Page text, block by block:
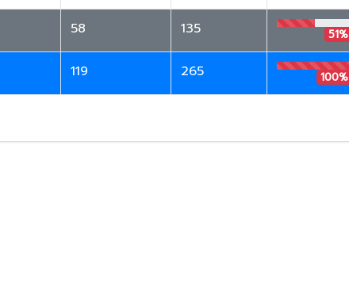
58 135 51%
119 265 100%